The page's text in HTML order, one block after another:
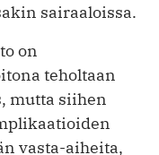
sairaaloissa.
on
teholtaan
mutta siihen
vasta-aiheita,